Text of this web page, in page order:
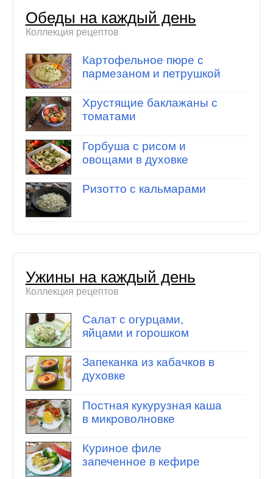
Обеды на каждый день
Коллекция рецептов
Картофельное пюре с
пармезаном и петрушкой
Хрустящие баклажаны с
томатами
Горбуша с рисом и
овощами в духовке
Ризотто с кальмарами
Ужины на каждый день
Коллекция рецептов
Салат с огурцами,
яйцами и горошком
Запеканка из кабачков в
духовке
Постная кукурузная каша
в микроволновке
Куриное филе
запеченное в кефире